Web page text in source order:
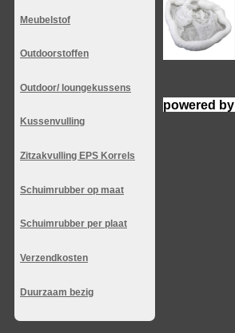
Meubelstof
Outdoorstoffen
Outdoor/ loungekussens
Kussenvulling
Zitzakvulling EPS Korrels
Schuimrubber op maat
Schuimrubber per plaat
Verzendkosten
Duurzaam bezig
powered by